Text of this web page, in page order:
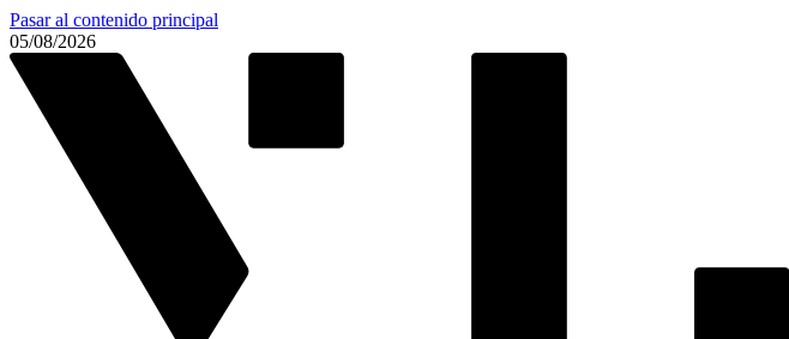
Pasar al contenido principal
05/08/2026